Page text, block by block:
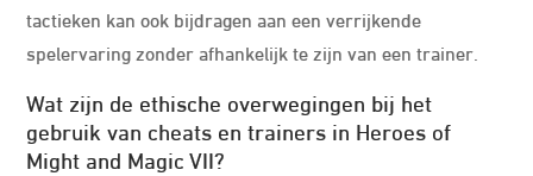
tactieken kan ook bijdragen aan een verrijkende
spelervaring zonder afhankelijk te zijn van een trainer.
Wat zijn de ethische overwegingen bij het
gebruik van cheats en trainers in Heroes of
Might and Magic VII?